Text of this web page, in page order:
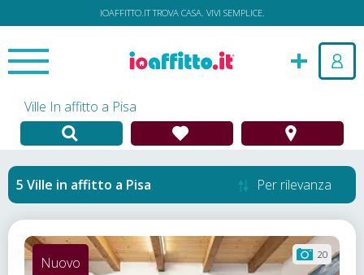
IOAFFITTO.IT TROVA CASA. VIVI SEMPLICE.
Ville In affitto a Pisa
Ville in affitto a Pisa Per rilevanza
20
Nuovo